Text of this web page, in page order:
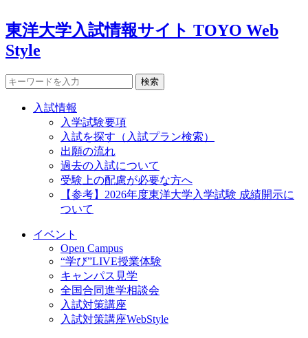
東洋大学入試情報サイト TOYO Web
Style
検索
入試情報
入学試験要項
入試を探す（入試プラン検索）
出願の流れ
過去の入試について
受験上の配慮が必要な方へ
【参考】2026年度東洋大学入学試験 成績開示に
ついて
イベント
Open Campus
“学び”LIVE授業体験
キャンパス見学
全国合同進学相談会
入試対策講座
入試対策講座WebStyle